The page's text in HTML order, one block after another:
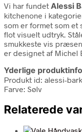
Vi har fundet Alessi
kitchenone i
som er formet som
flot visuelt udtryk.
smukkeste vis
er designet af Michel
Yderlige
Produkt id: alessi-
Farve: Sølv
Relaterede